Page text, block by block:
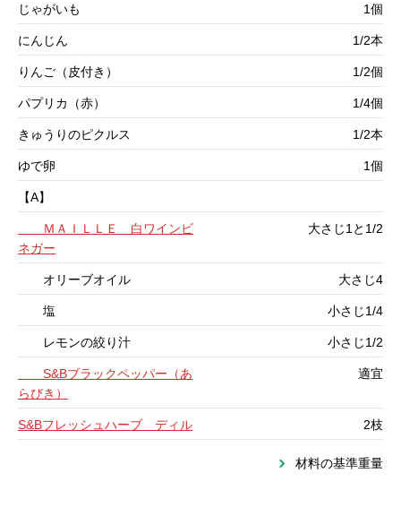
じゃがいも 1個
にんじん 1/2本
りんご（皮付き） 1/2個
パプリカ（赤） 1/4個
きゅうりのピクルス 1/2本
ゆで卵 1個
【A】
ＭＡＩＬＬＥ 白ワインビ
ネガー
大さじ1と1/2
オリーブオイル 大さじ4
塩 小さじ1/4
レモンの絞り汁 小さじ1/2
S&Bブラックペッパー（あ
らびき）
適宜
S&Bフレッシュハーブ ディル 2枝
材料の基準重量